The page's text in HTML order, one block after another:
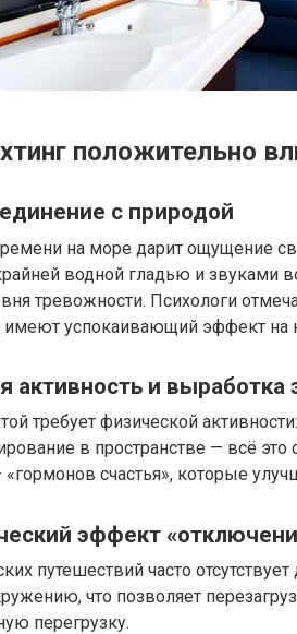
положительно
с природой
на море дарит ощущение
водной гладью и звуками
тревожности. Психологи
имеют успокаивающий эффект на
активность и
требует физической
в пространстве — всё это
счастья», которые
эффект
путешествий часто
что позволяет
перегрузку.